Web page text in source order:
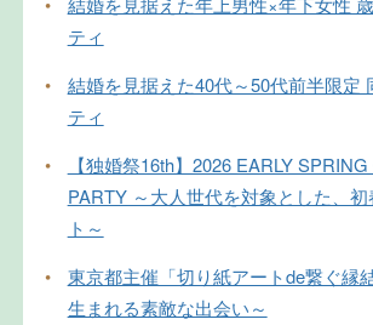
ティ
•
結婚を見据えた40代～50代前半限定
ティ
•
【独婚祭16th】2026 EARLY
PARTY ～大人世代を対象とした、
ト～
•
東京都主催「切り紙アートde繋ぐ縁
生まれる素敵な出会い～